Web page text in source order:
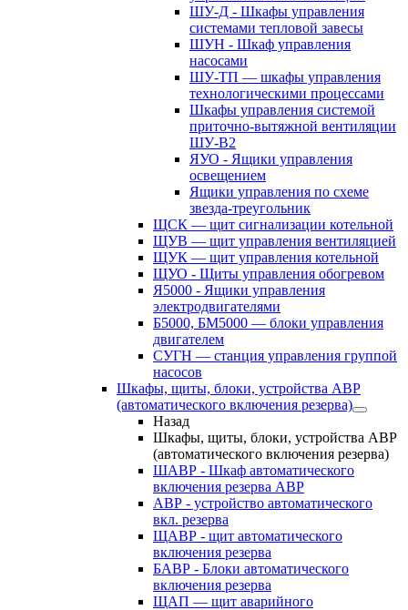
ШУ-Д - Шкафы управления
системами тепловой завесы
ШУН - Шкаф управления
насосами
ШУ-ТП — шкафы управления
технологическими процессами
Шкафы управления системой
приточно-вытяжной вентиляции
ШУ-В2
ЯУО - Ящики управления
освещением
Ящики управления по схеме
звезда-треугольник
ЩСК — щит сигнализации котельной
ЩУВ — щит управления вентиляцией
ЩУК — щит управления котельной
ЩУО - Щиты управления обогревом
Я5000 - Ящики управления
электродвигателями
Б5000, БМ5000 — блоки управления
двигателем
СУГН — станция управления группой
насосов
Шкафы, щиты, блоки, устройства АВР
(автоматического включения резерва)
Назад
Шкафы, щиты, блоки, устройства АВР
(автоматического включения резерва)
ШАВР - Шкаф автоматического
включения резерва АВР
АВР - устройство автоматического
вкл. резерва
ЩАВР - щит автоматического
включения резерва
БАВР - Блоки автоматического
включения резерва
ЩАП — щит аварийного